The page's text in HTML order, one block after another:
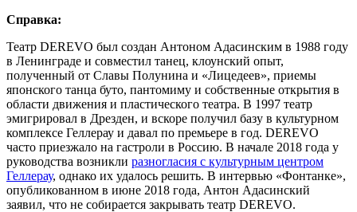
Справка:
Театр DEREVO был создан Антоном Адасинским в 1988 году
в Ленинграде и совместил танец, клоунский опыт,
полученный от Славы Полунина и «Лицедеев», приемы
японского танца буто, пантомиму и собственные открытия в
области движения и пластического театра. В 1997 театр
эмигрировал в Дрезден, и вскоре получил базу в культурном
комплексе Геллерау и давал по премьере в год. DEREVO
часто приезжало на гастроли в Россию. В начале 2018 года у
руководства возникли разногласия с культурным центром
Геллерау, однако их удалось решить. В интервью «Фонтанке»,
опубликованном в июне 2018 года, Антон Адасинский
заявил, что не собирается закрывать театр DEREVO.